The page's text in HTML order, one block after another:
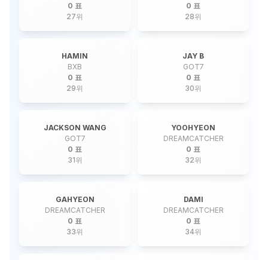
0 표
27위
0 표
28위
HAMIN
BXB
0 표
29위
JAY B
GOT7
0 표
30위
JACKSON WANG
GOT7
0 표
31위
YOOHYEON
DREAMCATCHER
0 표
32위
GAHYEON
DREAMCATCHER
0 표
33위
DAMI
DREAMCATCHER
0 표
34위